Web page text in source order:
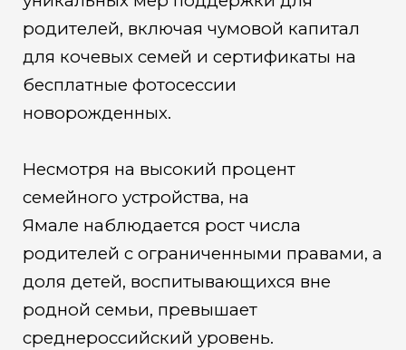
родителей, включая чумовой капитал
для кочевых семей и сертификаты на
бесплатные фотосессии
новорожденных.
Несмотря на высокий процент
семейного устройства, на
Ямале наблюдается рост числа
родителей с ограниченными правами, а
доля детей, воспитывающихся вне
родной семьи, превышает
среднероссийский уровень.